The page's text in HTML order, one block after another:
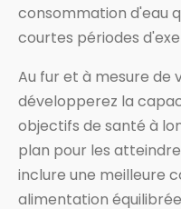
consommation d'eau
courtes périodes
Au fur et à mesure de
développerez la
objectifs de santé à
plan pour les
inclure une meilleure
alimentation